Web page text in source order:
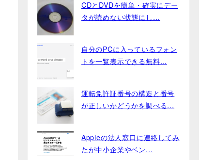
CDとDVDを簡単・確実にデー
タが読めない状態にし...
自分のPCに入っているフォン
トを一覧表示できる無料...
運転免許証番号の構造と番号
が正しいかどうかを調べる...
Appleの法人窓口に連絡してみ
たが中小企業やベン...